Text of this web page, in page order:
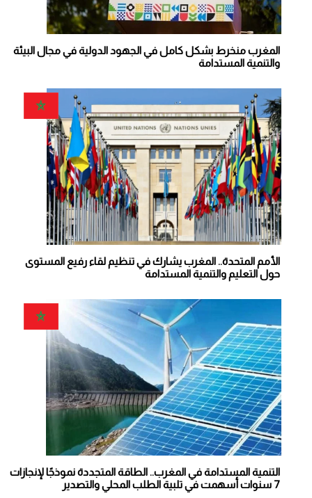
المغرب منخرط بشكل كامل في الجهود الدولية في مجال البيئة
والتنمية المستدامة
الأمم المتحدة.. المغرب يشارك في تنظيم لقاء رفيع المستوى
حول التعليم والتنمية المستدامة
التنمية المستدامة في المغرب.. الطاقة المتجددة نموذجًا لإنجازات
7 سنوات أسهمت في تلبية الطلب المحلي والتصدير